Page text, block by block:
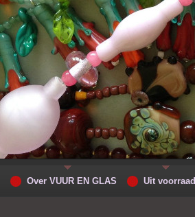
Over VUUR EN GLAS Uit voorraad